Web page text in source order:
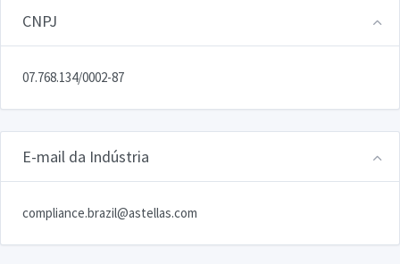
CNPJ
07.768.134/0002-87
E-mail da Indústria
compliance.brazil@astellas.com